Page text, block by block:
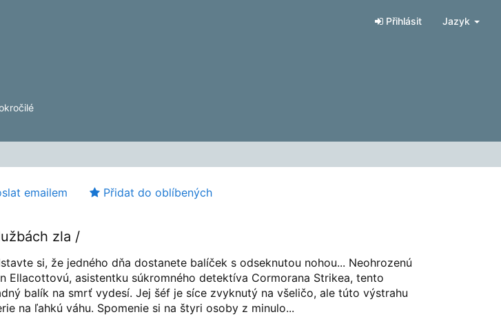
Přihlásit Jazyk
emailem Přidat do oblíbených
zla /
si, že jedného dňa dostanete balíček s odseknutou nohou... Neohrozenú
Ellacottovú, asistentku súkromného detektíva Cormorana Strikea, tento
balík na smrť vydesí. Jej šéf je síce zvyknutý na všeličo, ale túto výstrahu
na ľahkú váhu. Spomenie si na štyri osoby z minulo...